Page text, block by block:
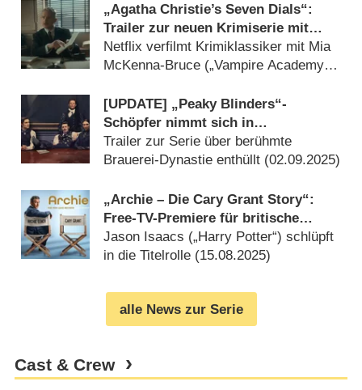
„Agatha Christie’s Seven Dials“:
Trailer zur neuen Krimiserie mit
Martin Freeman („Sherlock“)
Netflix verfilmt Krimiklassiker mit Mia
McKenna-Bruce („Vampire Academy“)
[UPDATE] „Peaky Blinders“-
Schöpfer nimmt sich in
Thrillerdrama „House of Guinness“
vor
Trailer zur Serie über berühmte
Brauerei-Dynastie enthüllt (02.09.2025)
„Archie – Die Cary Grant Story“:
Free-TV-Premiere für britische
Miniserie über Hollywood-Legende
Jason Isaacs („Harry Potter“) schlüpft
in die Titelrolle (15.08.2025)
alle News zur Serie
Cast & Crew